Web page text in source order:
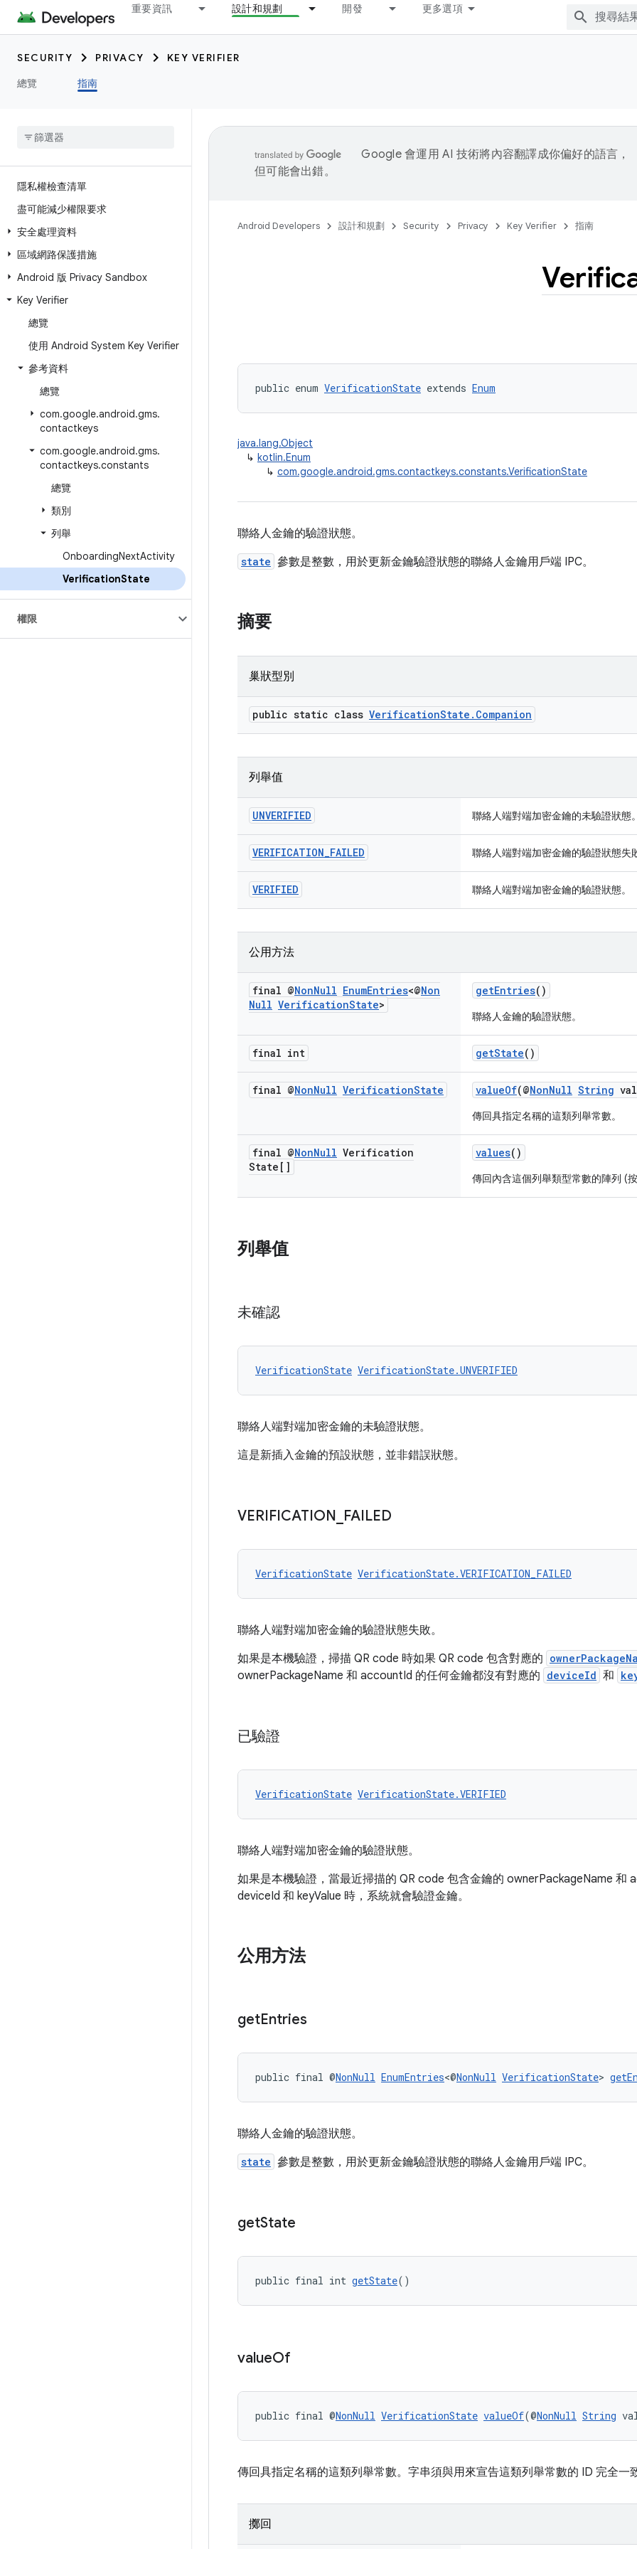
重要資訊 設計和規劃 開發 更多選項
SECURITY PRIVACY
KEY VERIFIER
總覽
指南
隱私權檢查清單
盡可能減少權限要求
安全處理資料
區域網路保護措施
Android 版 Privacy Sandbox
Key Verifier
總覽
使用 Android System Key Verifier
參考資料
總覽
com.google.android.gms.
contactkeys
com.google.android.gms.
contactkeys.constants
總覽
類別
列舉
OnboardingNextActivity
VerificationState
權限
Google 會運用 AI 技術將內容翻譯成你偏好的語言，
但可能會出錯。
Android Developers 設計和規劃 Security Privacy Key Verifier 指南
public enum VerificationState extends Enum
java.lang.Object
↳ kotlin.Enum
↳ com.google.android.gms.contactkeys.constants.VerificationState
聯絡人金鑰的驗證狀態。
state 參數是整數，用於更新金鑰驗證狀態的聯絡人金鑰用戶端 IPC。
摘要
巢狀型別
public static class VerificationState.Companion
列舉值
UNVERIFIED 聯絡人端對端加密金鑰的未驗證狀態
VERIFICATION_FAILED 聯絡人端對端加密金鑰的驗證狀態失
VERIFIED 聯絡人端對端加密金鑰的驗證狀態。
公用方法
final @NonNull EnumEntries<@Non
Null VerificationState>
getEntries()
聯絡人金鑰的驗證狀態。
final int getState()
final @NonNull VerificationState valueOf(@NonNull String
傳回具指定名稱的這類列舉常數。
final @NonNull Verification
State[]
values()
傳回內含這個列舉類型常數的陣列 (
列舉值
未確認
VerificationState VerificationState.UNVERIFIED
聯絡人端對端加密金鑰的未驗證狀態。
這是新插入金鑰的預設狀態，並非錯誤狀態。
VERIFICATION FAILED
VerificationState VerificationState.VERIFICATION_FAILED
聯絡人端對端加密金鑰的驗證狀態失敗。
如果是本機驗證，掃描 QR code 時如果 QR code 包含對應的
ownerPackageName 和 accountId 的任何金鑰都沒有對應的 deviceId 和
已驗證
VerificationState VerificationState.VERIFIED
聯絡人端對端加密金鑰的驗證狀態。
如果是本機驗證，當最近掃描的 QR code 包含金鑰的 ownerPackageName 和
deviceId 和 keyValue 時，系統就會驗證金鑰。
公用方法
getEntries
public final @NonNull EnumEntries<@NonNull VerificationState>
聯絡人金鑰的驗證狀態。
state 參數是整數，用於更新金鑰驗證狀態的聯絡人金鑰用戶端 IPC。
getState
public final int getState()
valueOf
public final @NonNull VerificationState valueOf(@NonNull String
傳回具指定名稱的這類列舉常數。字串須與用來宣告這類列舉常數的 ID 完全一
擲回